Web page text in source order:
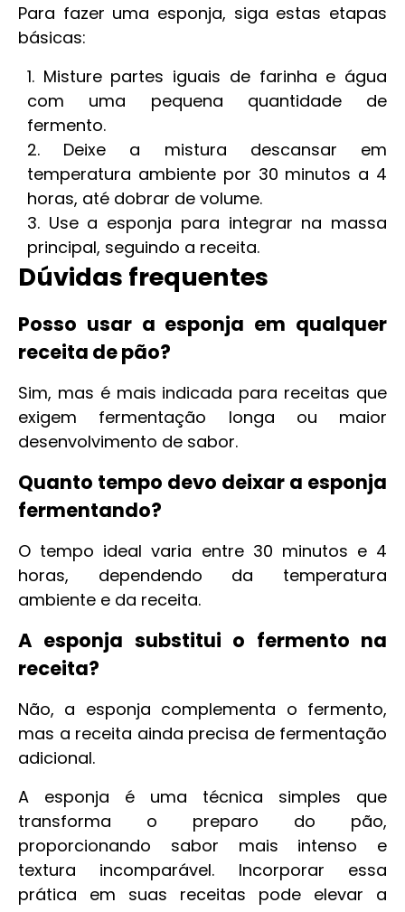
Para fazer uma esponja, siga estas etapas
básicas:
Misture partes iguais de farinha e água
com uma pequena quantidade de
fermento.
Deixe a mistura descansar em
temperatura ambiente por 30 minutos a 4
horas, até dobrar de volume.
Use a esponja para integrar na massa
principal, seguindo a receita.
Dúvidas frequentes
Posso usar a esponja em qualquer
receita de pão?
Sim, mas é mais indicada para receitas que
exigem fermentação longa ou maior
desenvolvimento de sabor.
Quanto tempo devo deixar a esponja
fermentando?
O tempo ideal varia entre 30 minutos e 4
horas, dependendo da temperatura
ambiente e da receita.
A esponja substitui o fermento na
receita?
Não, a esponja complementa o fermento,
mas a receita ainda precisa de fermentação
adicional.
A esponja é uma técnica simples que
transforma o preparo do pão,
proporcionando sabor mais intenso e
textura incomparável. Incorporar essa
prática em suas receitas pode elevar a